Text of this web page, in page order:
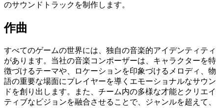
のサウンドトラックを制作します。
作曲
すべてのゲームの世界には、独自の音楽的アイデンティティ
があります。当社の音楽コンポーザーは、キャラクターを特
徴づけるテーマや、ロケーションを印象づけるメロディ、物
語の重要な場面にプレイヤーを導くエモーショナルなサウン
ドを創り出します。また、チーム内の多様な才能とクリエイ
ティブなビジョンを融合させることで、ジャンルを超えて、